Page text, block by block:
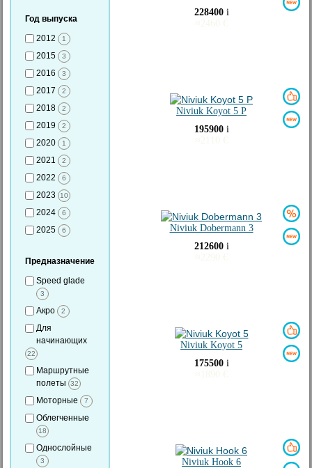
Год выпуска
2012
1
2015 3
2016 3
2017 2
2018 2
2019 2
2020 1
2021 2
2022 6
2023 10
2024 6
2025 6
Предназначение
Speed glade
3
Акро 2
Для
начинающих
22
Маршрутные
полеты
32
Моторные 7
Облегченные
18
Однослойные
3
228400 i
Niviuk Koyot 5 P
195900 i
Niviuk Dobermann 3
212600 i
Niviuk Koyot 5
175500 i
Niviuk Hook 6